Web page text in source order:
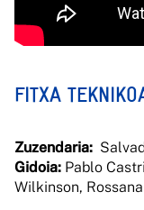
FITXA
Zuzendaria:
Gidoia: Pablo
Wilkinson,